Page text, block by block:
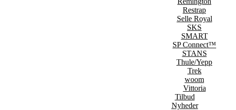
Restrap
Selle Royal
SKS
SMART
SP Connect™
STANS
Thule/Yepp
Trek
woom
Vittoria
Tilbud
Nyheder